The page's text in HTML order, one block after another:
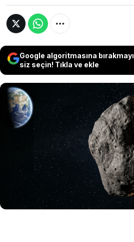
Google algoritmasına
siz seçin! Tıkla ve ekle
European Space
yaklaşık iki otobüs
asteroit bugün
kilometre yakınından
cisminin herhangi bir
ancak gelecekteki
edileceğini belirtiyor.